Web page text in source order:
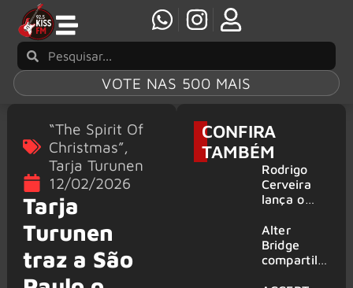
VOTE NAS 500 MAIS
“The Spirit Of
Christmas”,
Tarja Turunen
12/02/2026
Tarja
Turunen
traz a São
CONFIRA
TAMBÉM
Rodrigo
Cerveira
lança o
Searcher”
Alter
Bridge
compartilh